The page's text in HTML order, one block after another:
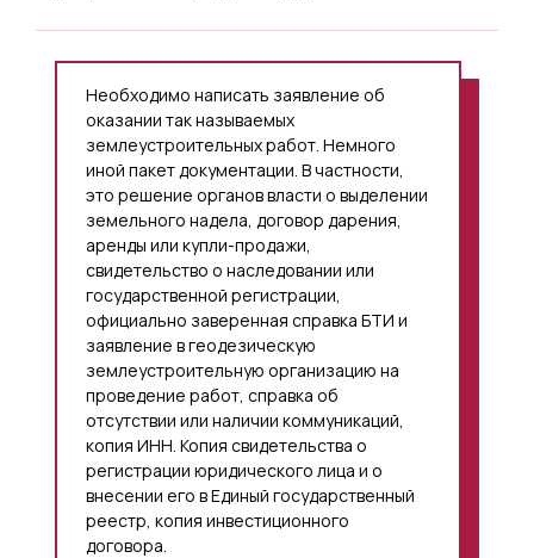
Необходимо написать заявление об
оказании так называемых
землеустроительных работ. Немного
иной пакет документации. В частности,
это решение органов власти о выделении
земельного надела, договор дарения,
аренды или купли-продажи,
свидетельство о наследовании или
государственной регистрации,
официально заверенная справка БТИ и
заявление в геодезическую
землеустроительную организацию на
проведение работ, справка об
отсутствии или наличии коммуникаций,
копия ИНН. Копия свидетельства о
регистрации юридического лица и о
внесении его в Единый государственный
реестр, копия инвестиционного
договора.